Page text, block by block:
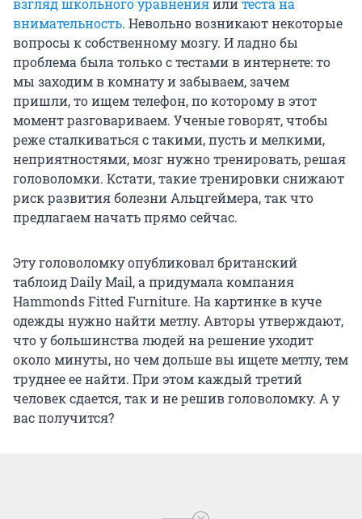
внимательность. Невольно возникают некоторые
вопросы к собственному мозгу. И ладно бы
проблема была только с тестами в интернете: то
мы заходим в комнату и забываем, зачем
пришли, то ищем телефон, по которому в этот
момент разговариваем. Ученые говорят, чтобы
реже сталкиваться с такими, пусть и мелкими,
неприятностями, мозг нужно тренировать, решая
головоломки. Кстати, такие тренировки снижают
риск развития болезни Альцгеймера, так что
предлагаем начать прямо сейчас.
Эту головоломку опубликовал британский
таблоид Daily Mail, а придумала компания
Hammonds Fitted Furniture. На картинке в куче
одежды нужно найти метлу. Авторы утверждают,
что у большинства людей на решение уходит
около минуты, но чем дольше вы ищете метлу, тем
труднее ее найти. При этом каждый третий
человек сдается, так и не решив головоломку. А у
вас получится?